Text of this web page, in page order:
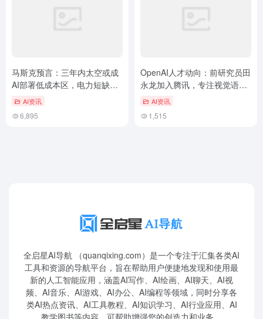
马斯克预言：三年内太空或成
AI部署低成本区，电力短缺恐
致芯片积压
AI资讯
6,895
OpenAI人才动向：前研究员田
永龙加入腾讯，专注视觉语言
模型开发
AI资讯
1,515
全启星AI导航 （quanqixing.com）是一个专注于汇集各类AI
工具和资源的导航平台，旨在帮助用户便捷地发现和使用最
新的人工智能应用，涵盖AI写作、AI绘画、AI聊天、AI视
频、AI音乐、AI游戏、AI办公、AI编程等领域，同时分享各
类AI热点资讯、AI工具教程、AI知识学习、AI行业应用、AI
教学图书等内容，可帮助增强您的创造力和业务。